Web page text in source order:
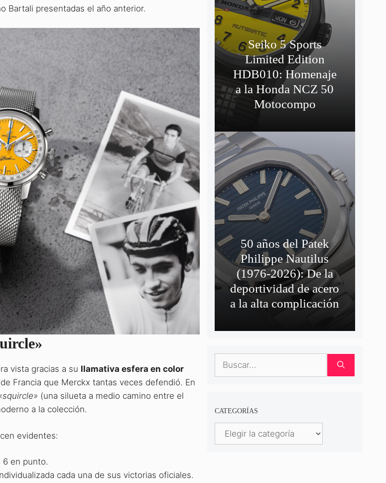
Bartali presentadas el año anterior.
vista gracias a su llamativa esfera en color
Francia que Merckx tantas veces defendió. En
(una silueta a medio camino entre el
a la colección.
evidentes:
6 en punto.
cada una de sus victorias oficiales.
Seiko 5 Sports
Limited Edition
HDB010: Homenaje
a la Honda NCZ 50
Motocompo
50 años del Patek
Philippe Nautilus
(1976-2026): De la
deportividad de acero
a la alta complicación
Buscar:
CATEGORÍAS
Categorías